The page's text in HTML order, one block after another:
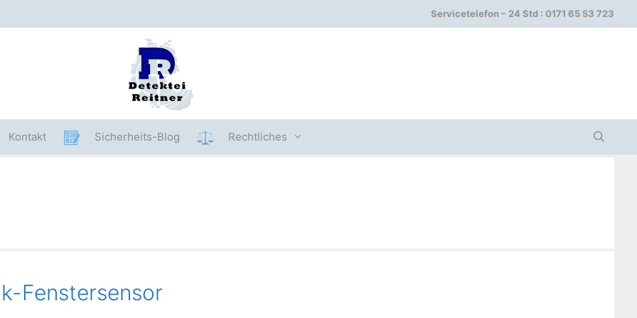
Servicetelefon – 24 Std : 0171 65 53 723
Kontakt Sicherheits-Blog Rechtliches
Fenstersensor